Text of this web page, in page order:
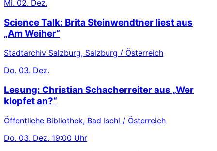
Mi. 02. Dez.
Science Talk: Brita Steinwendtner liest aus
„Am Weiher“
Stadtarchiv Salzburg, Salzburg / Österreich
Do. 03. Dez.
Lesung: Christian Schacherreiter aus „Wer
klopfet an?“
Öffentliche Bibliothek, Bad Ischl / Österreich
Do. 03. Dez. 19:00 Uhr